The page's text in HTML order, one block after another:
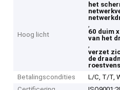
Hoog licht
het
,
60 duim
van het
,
verzet
de
Betalingscondities
L/C, T/T,